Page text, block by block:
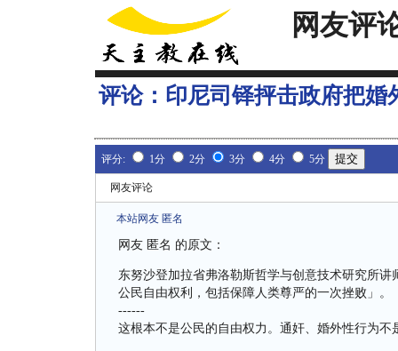
网友评
评论： 印尼司铎抨击政府把婚
评分: 1分 2分 3分 4分 5分
网友评论
本站网友 匿名
网友 匿名 的原文：
东努沙登加拉省弗洛勒斯哲学与创意技术研究所讲
公民自由权利，包括保障人类尊严的一次挫败」。
------
这根本不是公民的自由权力。通奸、婚外性行为